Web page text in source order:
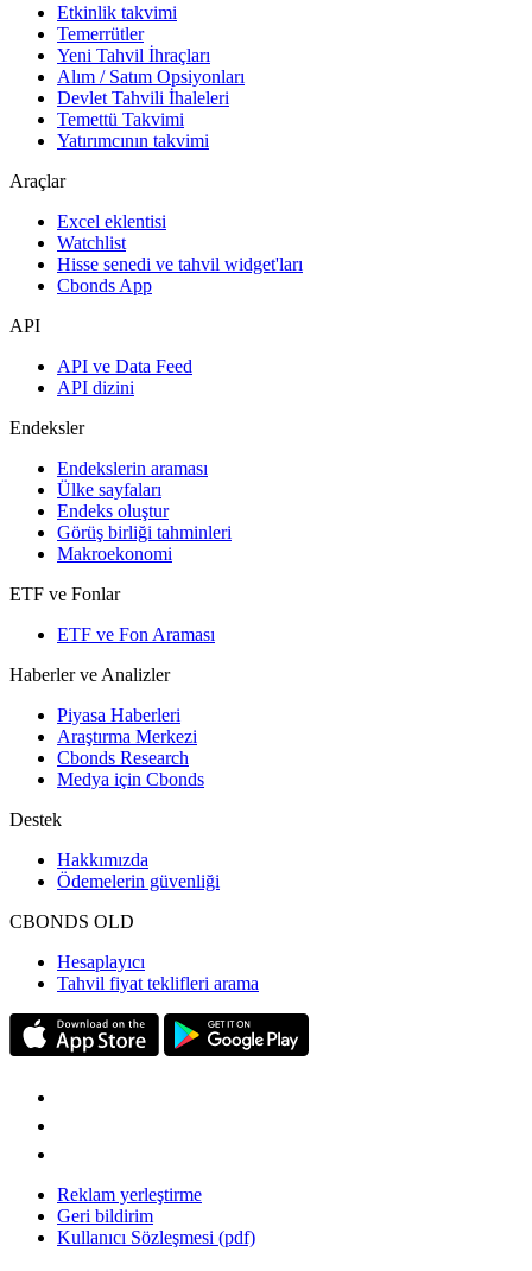
Etkinlik takvimi
Temerrütler
Yeni Tahvil İhraçları
Alım / Satım Opsiyonları
Devlet Tahvili İhaleleri
Temettü Takvimi
Yatırımcının takvimi
Araçlar
Excel eklentisi
Watchlist
Hisse senedi ve tahvil widget'ları
Cbonds App
API
API ve Data Feed
API dizini
Endeksler
Endekslerin araması
Ülke sayfaları
Endeks oluştur
Görüş birliği tahminleri
Makroekonomi
ETF ve Fonlar
ETF ve Fon Araması
Haberler ve Analizler
Piyasa Haberleri
Araştırma Merkezi
Cbonds Research
Medya için Cbonds
Destek
Hakkımızda
Ödemelerin güvenliği
CBONDS OLD
Hesaplayıcı
Tahvil fiyat teklifleri arama
Reklam yerleştirme
Geri bildirim
Kullanıcı Sözleşmesi (pdf)